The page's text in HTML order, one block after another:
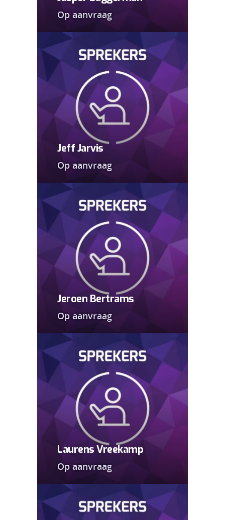
Op aanvraag
Jeff Jarvis
Op aanvraag
Jeroen Bertrams
Op aanvraag
Laurens Vreekamp
Op aanvraag